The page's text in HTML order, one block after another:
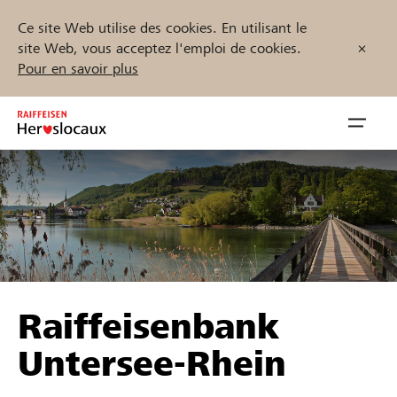
Ce site Web utilise des cookies. En utilisant le
site Web, vous acceptez l'emploi de cookies.
Pour en savoir plus
Inhalt
springen
öffnen
Parrainer
Soutien & assistance
Trouvez des projets et des organisations
Démarrez maintenant
Raiffeisenbank
Untersee-Rhein